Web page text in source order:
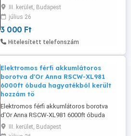
személyes átvétel óbudán posta
kizárolag előre fizetés után mpl
csomagautomatába +3000ft 36 20
9491288 36 50 1048272
III. kerület, Budapest
július 26
3 000 Ft
Hitelesített telefonszám
Elektromos férfi akkumlátoros
borotva d'Or Anna RSCW-XL981
6000ft óbuda hagyatékból került
hozzám tö
Elektromos férfi akkumlátoros borotva
d'Or Anna RSCW-XL981 6000ft óbuda
hagyatékból került hozzám töltöttem és
müködik 36 50 104 8272 posta kizárolag
III. kerület, Budapest